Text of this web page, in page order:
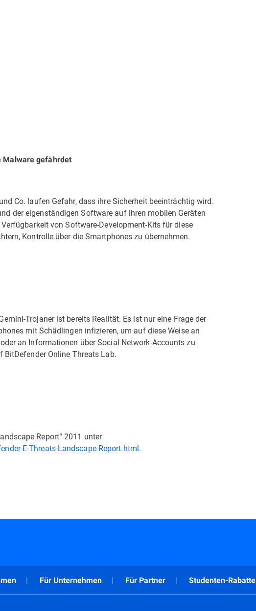
Malware gefährdet
Co. laufen Gefahr, dass ihre Sicherheit beeinträchtig wird.
der eigenständigen Software auf ihren mobilen Geräten
von Software-Development-Kits für diese
Kontrolle über die Smartphones zu übernehmen.
Trojaner ist bereits Realität. Es ist nur eine Frage der
mit Schädlingen infizieren, um auf diese Weise an
an Informationen über Social Network-Accounts zu
BitDefender Online Threats Lab.
Report“ 2011 unter
E-Threats-Landscape-Report.html.
Für Unternehmen Für Partner Studenten-Rabatte